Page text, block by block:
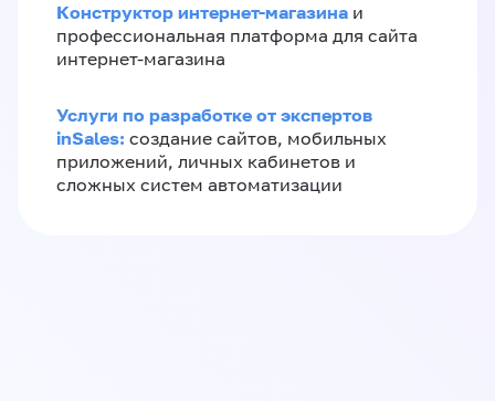
Конструктор интернет-магазина и
профессиональная платформа для сайта
интернет-магазина
Услуги по разработке от экспертов
inSales: создание сайтов, мобильных
приложений, личных кабинетов и
сложных систем автоматизации